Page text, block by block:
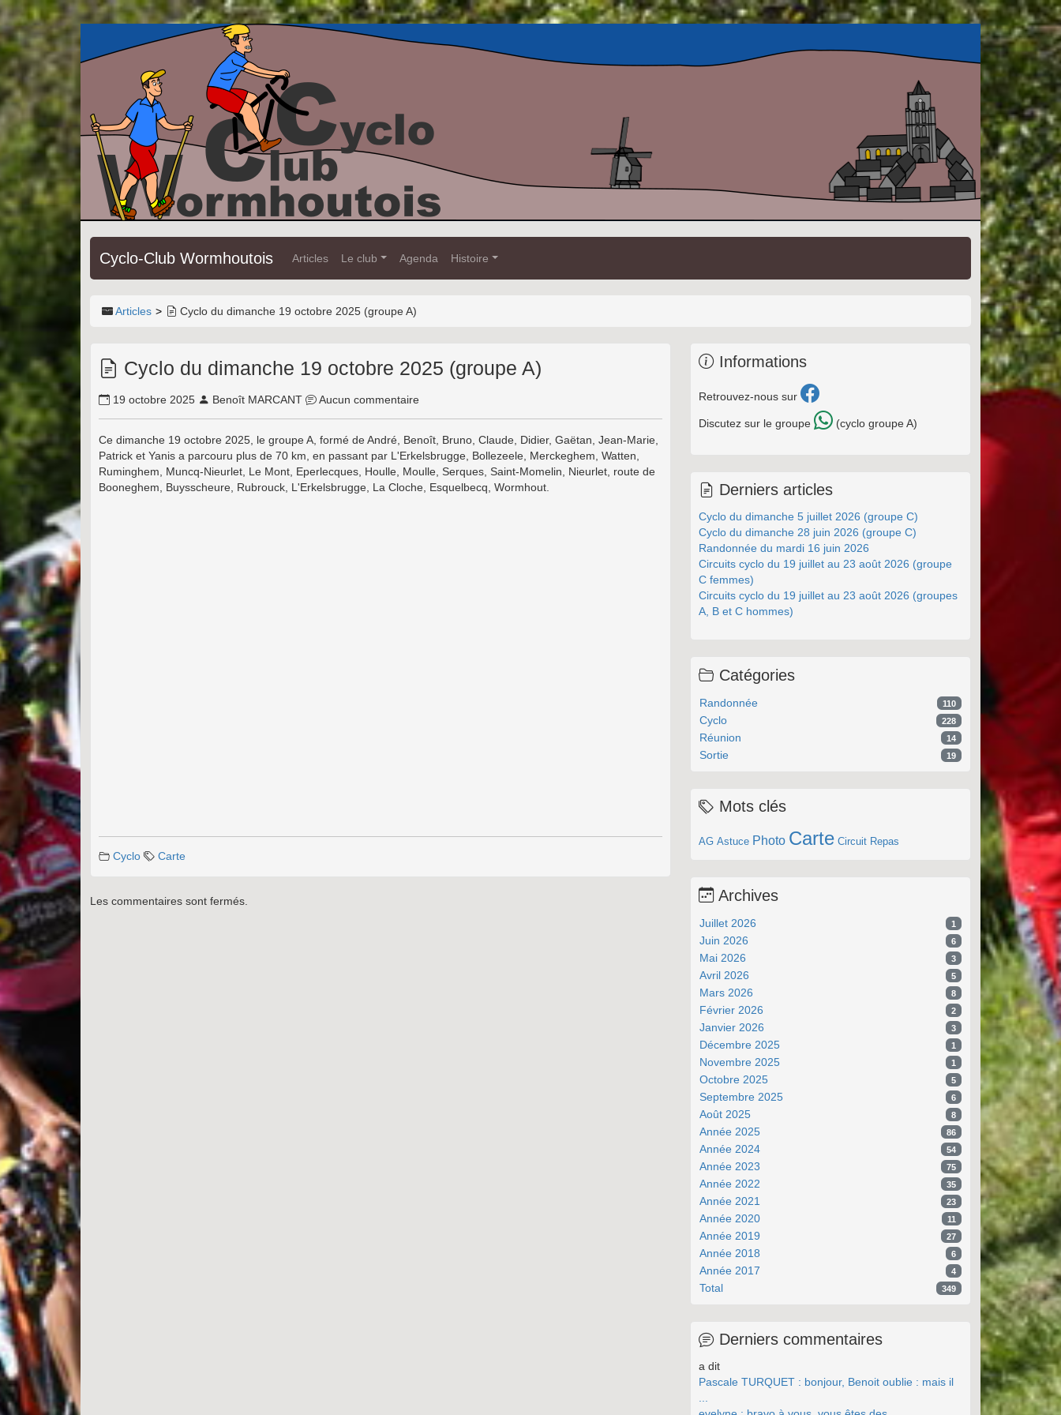
Cyclo-Club Wormhoutois Articles Le club Agenda Histoire
Articles Cyclo du dimanche 19 octobre 2025 (groupe A)
Cyclo du dimanche 19 octobre 2025 (groupe A)
19 octobre 2025 Benoît MARCANT Aucun commentaire
Ce dimanche 19 octobre 2025, le groupe A, formé de André, Benoît, Bruno, Claude, Didier, Gaëtan, Jean-Marie,
Patrick et Yanis a parcouru plus de 70 km, en passant par L'Erkelsbrugge, Bollezeele, Merckeghem, Watten,
Ruminghem, Muncq-Nieurlet, Le Mont, Eperlecques, Houlle, Moulle, Serques, Saint-Momelin, Nieurlet, route de
Booneghem, Buysscheure, Rubrouck, L'Erkelsbrugge, La Cloche, Esquelbecq, Wormhout.
Cyclo Carte
Les commentaires sont fermés.
Informations
Retrouvez-nous sur
Discutez sur le groupe (cyclo groupe A)
Derniers articles
Cyclo du dimanche 5 juillet 2026 (groupe C)
Cyclo du dimanche 28 juin 2026 (groupe C)
Randonnée du mardi 16 juin 2026
Circuits cyclo du 19 juillet au 23 août 2026 (groupe
C femmes)
Circuits cyclo du 19 juillet au 23 août 2026 (groupes
A, B et C hommes)
Catégories
Randonnée 110
Cyclo 228
Réunion 14
Sortie 19
Mots clés
AG Astuce Photo Carte Circuit Repas
Archives
Juillet 2026 1
Juin 2026 6
Mai 2026 3
Avril 2026 5
Mars 2026 8
Février 2026 2
Janvier 2026 3
Décembre 2025 1
Novembre 2025 1
Octobre 2025 5
Septembre 2025 6
Août 2025 8
Année 2025 86
Année 2024 54
Année 2023 75
Année 2022 35
Année 2021 23
Année 2020 11
Année 2019 27
Année 2018 6
Année 2017 4
Total 349
Derniers commentaires
a dit
Pascale TURQUET : bonjour, Benoit oublie : mais il